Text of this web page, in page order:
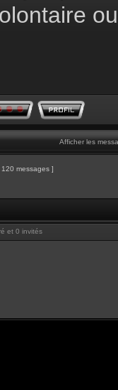
Afficher les
messages ]
et 0 invités